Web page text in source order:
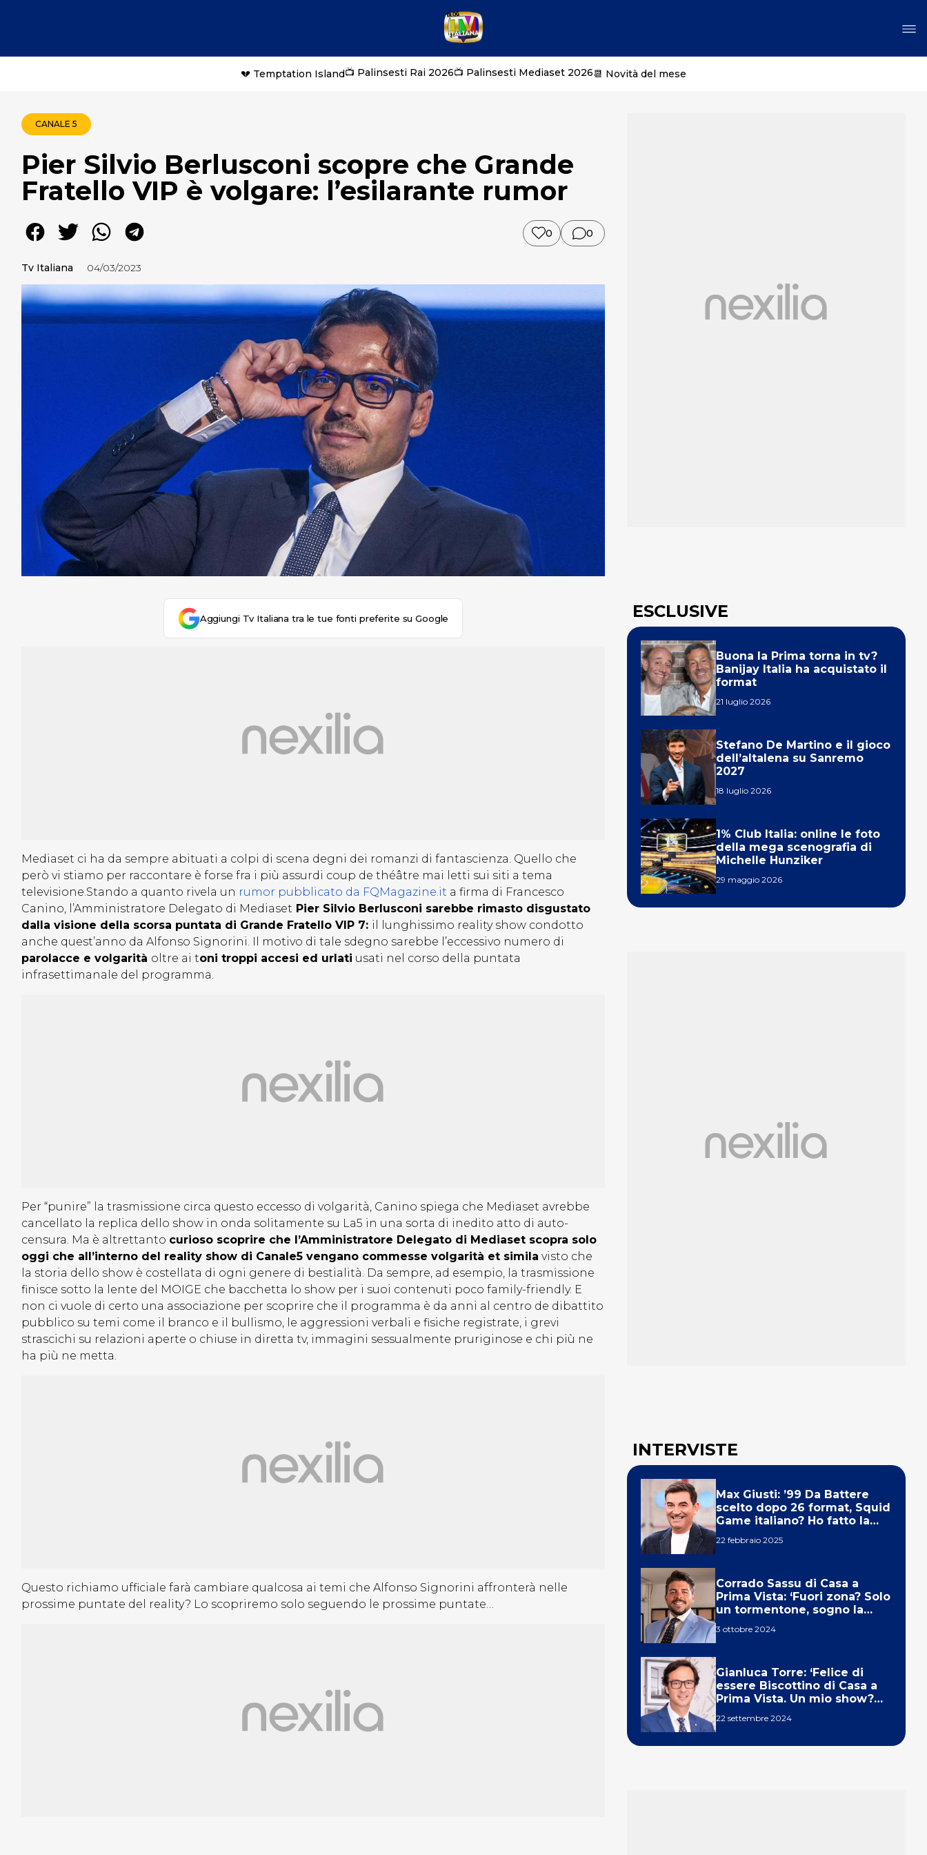
💔 Temptation Island📺 Palinsesti Rai 2026📺 Palinsesti Mediaset 2026📆 Novità del mese
CANALE 5
Pier Silvio Berlusconi scopre che Grande
Fratello VIP è volgare: l’esilarante rumor
0 0
Tv Italiana 04/03/2023
Aggiungi Tv Italiana tra le tue fonti preferite su Google
Mediaset ci ha da sempre abituati a colpi di scena degni dei romanzi di fantascienza. Quello che
però vi stiamo per raccontare è forse fra i più assurdi coup de théâtre mai letti sui siti a tema
televisione.Stando a quanto rivela un rumor pubblicato da FQMagazine.it a firma di Francesco
Canino, l’Amministratore Delegato di Mediaset Pier Silvio Berlusconi sarebbe rimasto disgustato
dalla visione della scorsa puntata di Grande Fratello VIP 7: il lunghissimo reality show condotto
anche quest’anno da Alfonso Signorini. Il motivo di tale sdegno sarebbe l’eccessivo numero di
parolacce e volgarità oltre ai toni troppi accesi ed urlati usati nel corso della puntata
infrasettimanale del programma.
Per “punire” la trasmissione circa questo eccesso di volgarità, Canino spiega che Mediaset avrebbe
cancellato la replica dello show in onda solitamente su La5 in una sorta di inedito atto di auto-
censura. Ma è altrettanto curioso scoprire che l’Amministratore Delegato di Mediaset scopra solo
oggi che all’interno del reality show di Canale5 vengano commesse volgarità et simila visto che
la storia dello show è costellata di ogni genere di bestialità. Da sempre, ad esempio, la trasmissione
finisce sotto la lente del MOIGE che bacchetta lo show per i suoi contenuti poco family-friendly. E
non ci vuole di certo una associazione per scoprire che il programma è da anni al centro de dibattito
pubblico su temi come il branco e il bullismo, le aggressioni verbali e fisiche registrate, i grevi
strascichi su relazioni aperte o chiuse in diretta tv, immagini sessualmente pruriginose e chi più ne
ha più ne metta.
Questo richiamo ufficiale farà cambiare qualcosa ai temi che Alfonso Signorini affronterà nelle
prossime puntate del reality? Lo scopriremo solo seguendo le prossime puntate…
ESCLUSIVE
Buona la Prima torna in tv?
Banijay Italia ha acquistato il
format
21 luglio 2026
Stefano De Martino e il gioco
dell’altalena su Sanremo
2027
18 luglio 2026
1% Club Italia: online le foto
della mega scenografia di
Michelle Hunziker
29 maggio 2026
INTERVISTE
Max Giusti: ’99 Da Battere
scelto dopo 26 format, Squid
Game italiano? Ho fatto la
22 febbraio 2025
Corrado Sassu di Casa a
Prima Vista: ‘Fuori zona? Solo
un tormentone, sogno la
3 ottobre 2024
Gianluca Torre: ‘Felice di
essere Biscottino di Casa a
Prima Vista. Un mio show?
22 settembre 2024